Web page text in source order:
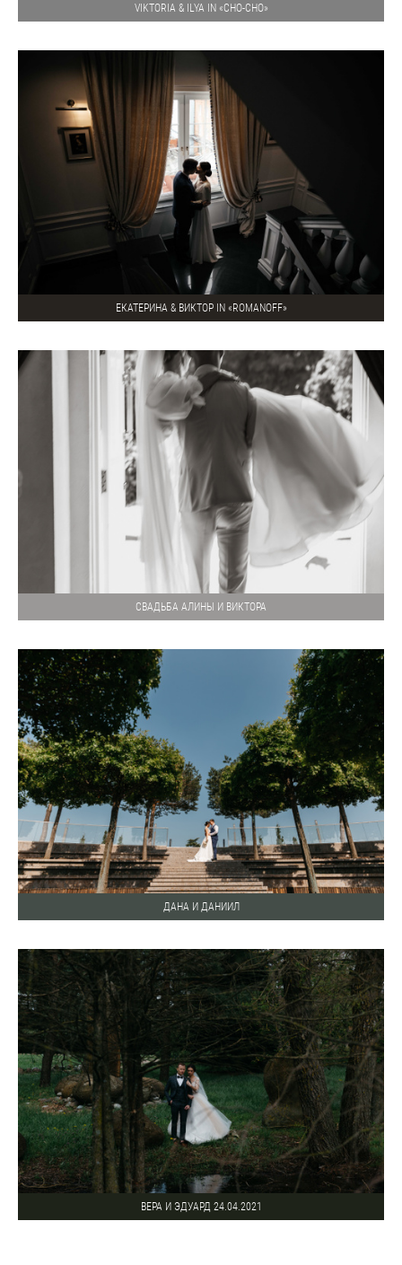
VIKTORIA & ILYA IN «CHO-CHO»
ЕКАТЕРИНА & ВИКТОР IN «ROMANOFF»
СВАДЬБА АЛИНЫ И ВИКТОРА
ДАНА И ДАНИИЛ
ВЕРА И ЭДУАРД 24.04.2021